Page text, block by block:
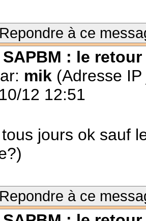
Repondre à ce
: le retour
mik (Adresse
12 12:51
jours ok sauf
Repondre à ce